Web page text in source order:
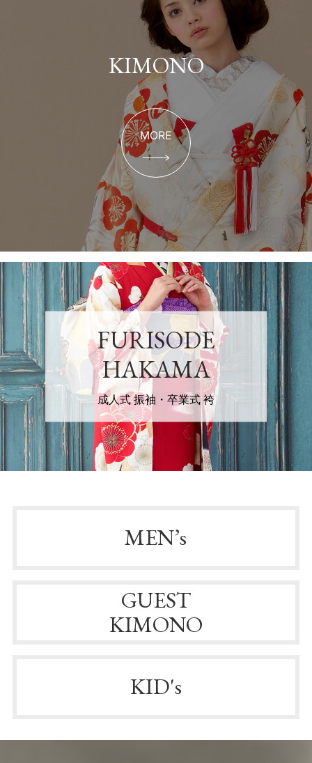
KIMONO
MORE
FURISODE
HAKAMA
成人式 振袖・卒業式 袴
MEN’s
GUEST
KIMONO
KID's